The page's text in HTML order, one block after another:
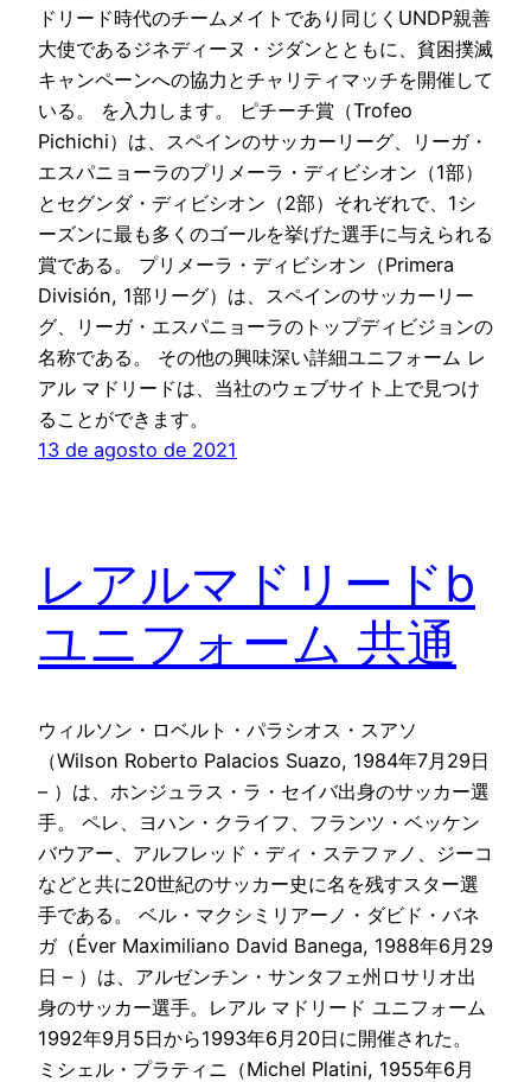
ドリード時代のチームメイトであり同じくUNDP親善
大使であるジネディーヌ・ジダンとともに、貧困撲滅
キャンペーンへの協力とチャリティマッチを開催して
いる。 を入力します。 ピチーチ賞（Trofeo
Pichichi）は、スペインのサッカーリーグ、リーガ・
エスパニョーラのプリメーラ・ディビシオン（1部）
とセグンダ・ディビシオン（2部）それぞれで、1シ
ーズンに最も多くのゴールを挙げた選手に与えられる
賞である。 プリメーラ・ディビシオン（Primera
División, 1部リーグ）は、スペインのサッカーリー
グ、リーガ・エスパニョーラのトップディビジョンの
名称である。 その他の興味深い詳細ユニフォーム レ
アル マドリードは、当社のウェブサイト上で見つけ
ることができます。
13 de agosto de 2021
レアルマドリードb
ユニフォーム 共通
ウィルソン・ロベルト・パラシオス・スアソ
（Wilson Roberto Palacios Suazo, 1984年7月29日
– ）は、ホンジュラス・ラ・セイバ出身のサッカー選
手。 ペレ、ヨハン・クライフ、フランツ・ベッケン
バウアー、アルフレッド・ディ・ステファノ、ジーコ
などと共に20世紀のサッカー史に名を残すスター選
手である。 ベル・マクシミリアーノ・ダビド・バネ
ガ（Éver Maximiliano David Banega, 1988年6月29
日 – ）は、アルゼンチン・サンタフェ州ロサリオ出
身のサッカー選手。レアル マドリード ユニフォーム
1992年9月5日から1993年6月20日に開催された。
ミシェル・プラティニ（Michel Platini, 1955年6月